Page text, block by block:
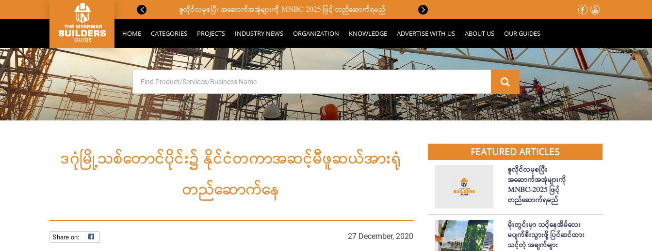
ဇူလိုင်လမှစပြီး အဆောက်အအုံများကို MNBC-2025 ဖြင့် တည်ဆောက်ရမည် မိုးတွင်းမှာ သင့်နေအိမ်လေး မပျက်စီးသွားဖို့ ပြင်ဆင်ထားသင့်တဲ့ အခ
HOME CATEGORIES PROJECTS INDUSTRY NEWS ORGANIZATION KNOWLEDGE ADVERTISE WITH US ABOUT US OUR GUIDES
ဒဂုံမြို့သစ်တောင်ပိုင်း၌ နိုင်ငံတကာအဆင့်မီဖူဆယ်အားရုံ
တည်ဆောက်နေ
27 December, 2020
FEATURED ARTICLES
ဇူလိုင်လမှစပြီး
အဆောက်အအုံများကို
MNBC-2025 ဖြင့်
တည်ဆောက်ရမည်
မိုးတွင်းမှာ သင့်နေအိမ်လေး
မပျက်စီးသွားဖို့ ပြင်ဆင်ထား
သင့်တဲ့ အချက်များ